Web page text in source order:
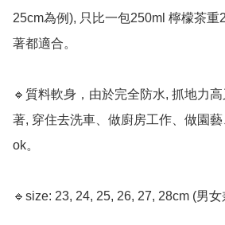
25cm為例), 只比一包250ml 檸檬茶重
著都適合。
🔹質料軟身，由於完全防水, 抓地力
著, 穿住去洗車、做廚房工作、做園
ok。
🔹size: 23, 24, 25, 26, 27, 28cm (男女